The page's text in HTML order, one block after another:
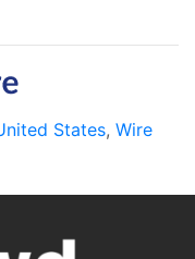
States, Wire